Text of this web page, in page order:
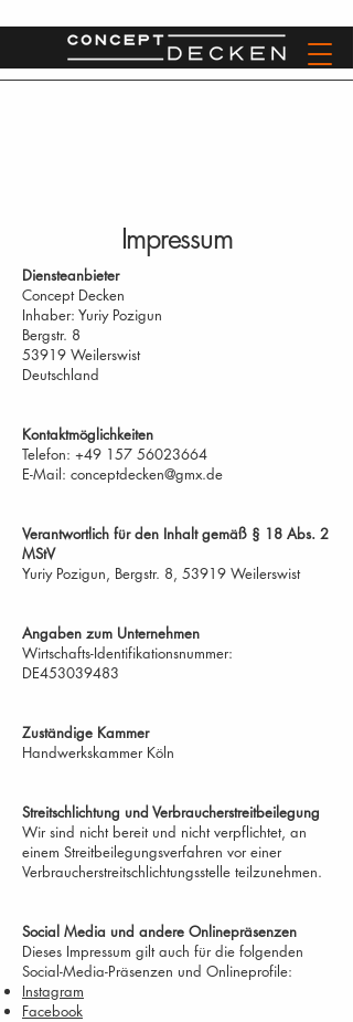
Impressum
Diensteanbieter
Concept Decken
Inhaber: Yuriy Pozigun
Bergstr. 8
53919 Weilerswist
Deutschland
Kontaktmöglichkeiten
Telefon: +49 157 56023664
E-Mail: conceptdecken@gmx.de
Verantwortlich für den Inhalt gemäß § 18 Abs. 2
MStV
Yuriy Pozigun, Bergstr. 8, 53919 Weilerswist
Angaben zum Unternehmen
Wirtschafts-Identifikationsnummer:
DE453039483
Zuständige Kammer
Handwerkskammer Köln
Streitschlichtung und Verbraucherstreitbeilegung
Wir sind nicht bereit und nicht verpflichtet, an
einem Streitbeilegungsverfahren vor einer
Verbraucherstreitschlichtungsstelle teilzunehmen.
Social Media und andere Onlinepräsenzen
Dieses Impressum gilt auch für die folgenden
Social-Media-Präsenzen und Onlineprofile:
Instagram
Facebook